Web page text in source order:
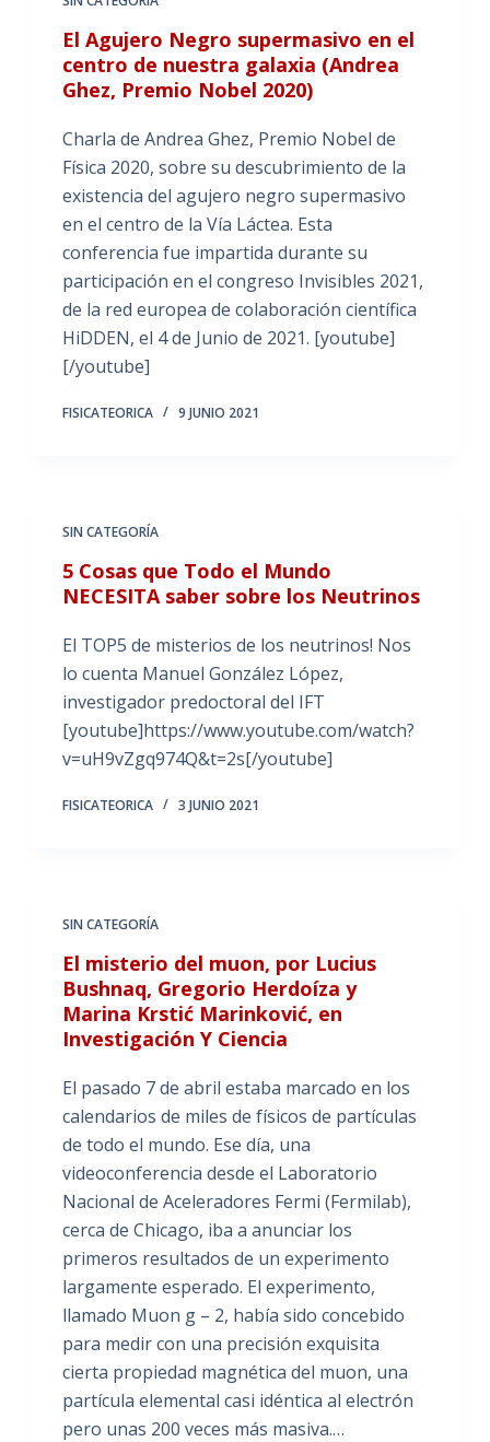
El Agujero Negro supermasivo en el
centro de nuestra galaxia (Andrea
Ghez, Premio Nobel 2020)
Charla de Andrea Ghez, Premio Nobel de
Física 2020, sobre su descubrimiento de la
existencia del agujero negro supermasivo
en el centro de la Vía Láctea. Esta
conferencia fue impartida durante su
participación en el congreso Invisibles 2021,
de la red europea de colaboración científica
HiDDEN, el 4 de Junio de 2021. [youtube]
[/youtube]
FISICATEORICA 9 JUNIO 2021
SIN CATEGORÍA
5 Cosas que Todo el Mundo
NECESITA saber sobre los Neutrinos
El TOP5 de misterios de los neutrinos! Nos
lo cuenta Manuel González López,
investigador predoctoral del IFT
[youtube]https://www.youtube.com/watch?
v=uH9vZgq974Q&t=2s[/youtube]
FISICATEORICA 3 JUNIO 2021
SIN CATEGORÍA
El misterio del muon, por Lucius
Bushnaq, Gregorio Herdoíza y
Marina Krstić Marinković, en
Investigación Y Ciencia
El pasado 7 de abril estaba marcado en los
calendarios de miles de físicos de partículas
de todo el mundo. Ese día, una
videoconferencia desde el Laboratorio
Nacional de Aceleradores Fermi (Fermilab),
cerca de Chicago, iba a anunciar los
primeros resultados de un experimento
largamente esperado. El experimento,
llamado Muon g – 2, había sido concebido
para medir con una precisión exquisita
cierta propiedad magnética del muon, una
partícula elemental casi idéntica al electrón
pero unas 200 veces más masiva.…